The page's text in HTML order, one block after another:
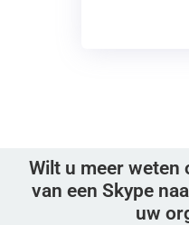
Wilt u meer weten
van een Skype
uw